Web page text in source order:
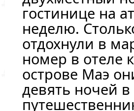
гостинице на
неделю.
отдохнули в
номер в отеле
острове Маэ
девять ночей